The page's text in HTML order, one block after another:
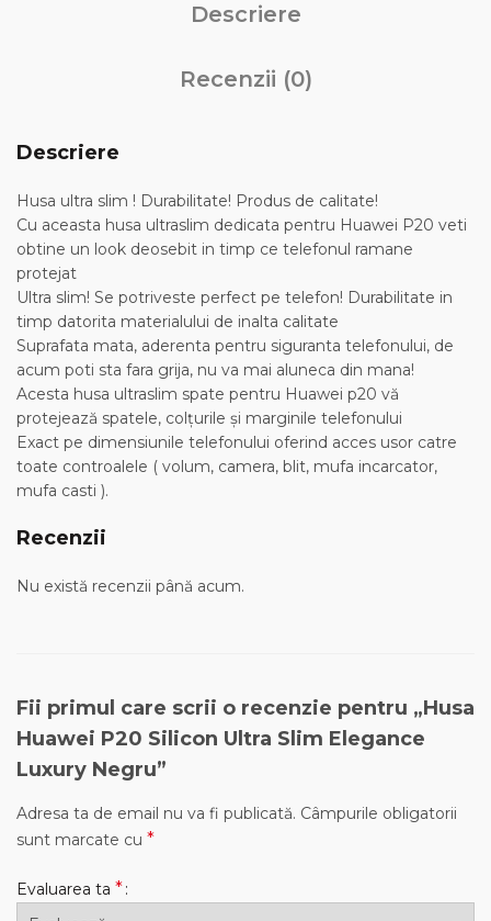
Descriere
Recenzii (0)
Descriere
Husa ultra slim ! Durabilitate! Produs de calitate!
Cu aceasta husa ultraslim dedicata pentru Huawei P20 veti
obtine un look deosebit in timp ce telefonul ramane
protejat
Ultra slim! Se potriveste perfect pe telefon! Durabilitate in
timp datorita materialului de inalta calitate
Suprafata mata, aderenta pentru siguranta telefonului, de
acum poti sta fara grija, nu va mai aluneca din mana!
Acesta husa ultraslim spate pentru Huawei p20 vă
protejează spatele, colţurile şi marginile telefonului
Exact pe dimensiunile telefonului oferind acces usor catre
toate controalele ( volum, camera, blit, mufa incarcator,
mufa casti ).
Recenzii
Nu există recenzii până acum.
Fii primul care scrii o recenzie pentru „Husa
Huawei P20 Silicon Ultra Slim Elegance
Luxury Negru”
Adresa ta de email nu va fi publicată. Câmpurile obligatorii
sunt marcate cu *
Evaluarea ta *